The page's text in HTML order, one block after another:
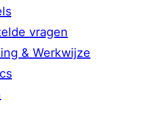
vragen
& Werkwijze